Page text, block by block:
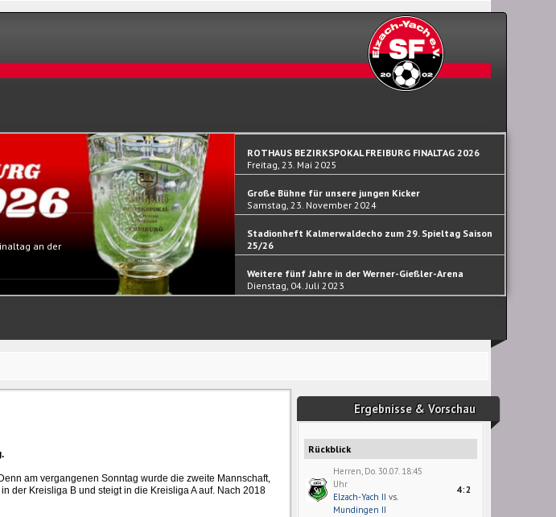
an der
ROTHAUS BEZIRKSPOKAL FREIBURG FINALTAG 2026
Freitag, 23. Mai 2025
Große Bühne für unsere jungen Kicker
Samstag, 23. November 2024
Stadionheft Kalmerwaldecho zum 29. Spieltag Saison
25/26
Samstag, 30. September 2023
Weitere fünf Jahre in der Werner-Gießler-Arena
Dienstag, 04. Juli 2023
am vergangenen Sonntag wurde die zweite Mannschaft,
der Kreisliga B und steigt in die Kreisliga A auf. Nach 2018
Ergebnisse & Vorschau
Rückblick
Herren, Do. 30.07. 18:45
Uhr
Elzach-Yach II vs.
Mundingen II
4:2